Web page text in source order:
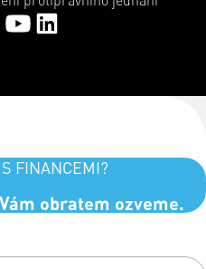
FINANCEMI?
obratem ozveme.